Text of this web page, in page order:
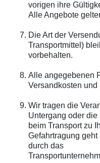
vorigen ihre
Alle Angebote
Die Art der
Transportmittel)
vorbehalten.
Alle angegebenen
Versandkosten
Wir tragen die
Untergang oder
beim Transport zu
Gefahrtragung
durch das